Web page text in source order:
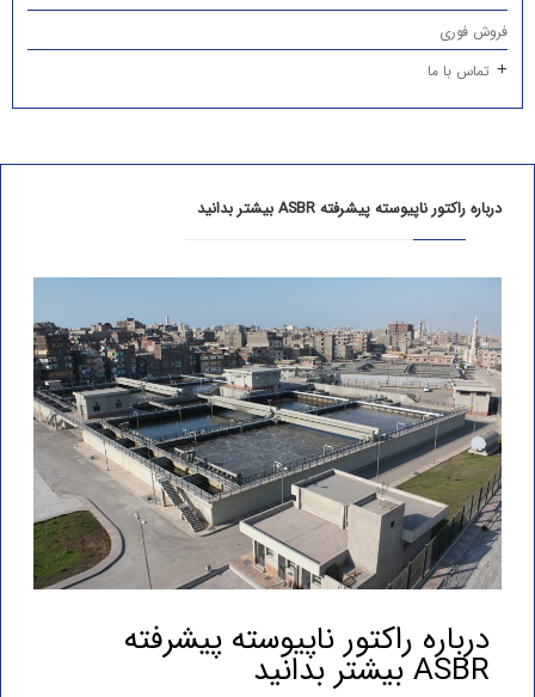
فروش فوری
تماس با ما
درباره راکتور ناپیوسته پیشرفته ASBR بیشتر بدانید
درباره راکتور ناپیوسته پیشرفته
ASBR بیشتر بدانید